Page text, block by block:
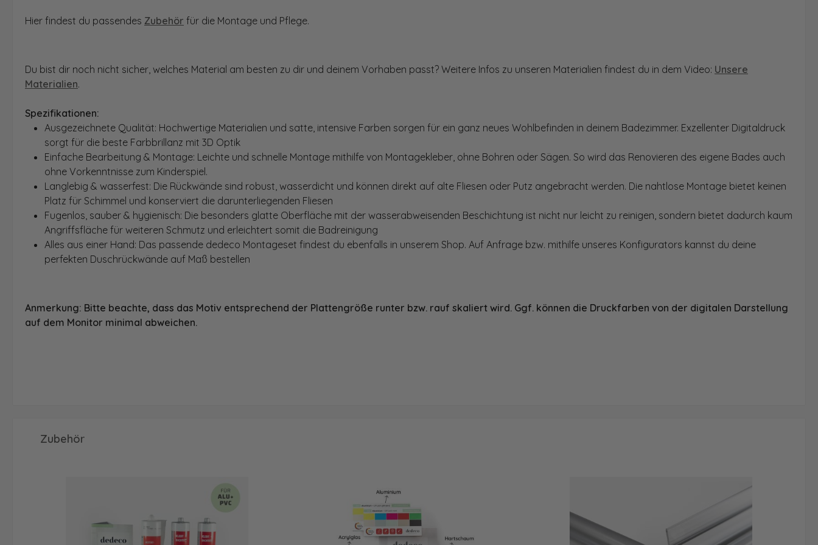
Hier findest du passendes Zubehör für die Montage und Pflege.
Du bist dir noch nicht sicher, welches Material am besten zu dir und deinem Vorhaben passt? Weitere Infos zu unseren Materialien findest du in dem Video: Unsere
Materialien.
Spezifikationen:
Ausgezeichnete Qualität: Hochwertige Materialien und satte, intensive Farben sorgen für ein ganz neues Wohlbefinden in deinem Badezimmer. Exzellenter Digitaldruck
sorgt für die beste Farbbrillanz mit 3D Optik
Einfache Bearbeitung & Montage: Leichte und schnelle Montage mithilfe von Montagekleber, ohne Bohren oder Sägen. So wird das Renovieren des eigene Bades auch
ohne Vorkenntnisse zum Kinderspiel.
Langlebig & wasserfest: Die Rückwände sind robust, wasserdicht und können direkt auf alte Fliesen oder Putz angebracht werden. Die nahtlose Montage bietet keinen
Platz für Schimmel und konserviert die darunterliegenden Fliesen
Fugenlos, sauber & hygienisch: Die besonders glatte Oberfläche mit der wasserabweisenden Beschichtung ist nicht nur leicht zu reinigen, sondern bietet dadurch kaum
Angriffsfläche für weiteren Schmutz und erleichtert somit die Badreinigung
Alles aus einer Hand: Das passende dedeco Montageset findest du ebenfalls in unserem Shop. Auf Anfrage bzw. mithilfe unseres Konfigurators kannst du deine
perfekten Duschrückwände auf Maß bestellen
Anmerkung: Bitte beachte, dass das Motiv entsprechend der Plattengröße runter bzw. rauf skaliert wird. Ggf. können die Druckfarben von der digitalen Darstellung
auf dem Monitor minimal abweichen.
Produktgalerie überspringen
Zubehör